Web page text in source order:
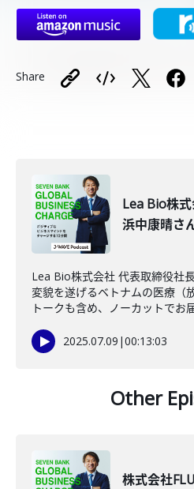
Share
Lea Bio株
浜中康晴さ
Lea Bio株式会社 代表取締役社
変貌を遂げるベトナムの医療（
トークも含め、ノーカットでお
2025.07.09 |00:13:03
Other
株式会社